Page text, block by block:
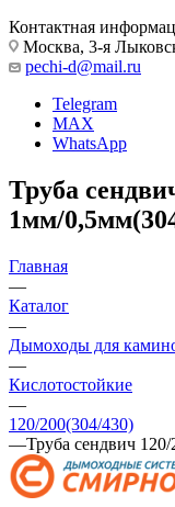
Контактная
Москва, 3-я
pechi-d@mail.ru
Telegram
MAX
WhatsApp
Труба
1мм/
Главная
—
Каталог
—
Дымоходы для
—
Кислотостойкие
—
120/200(304/430)
—Труба сендвич